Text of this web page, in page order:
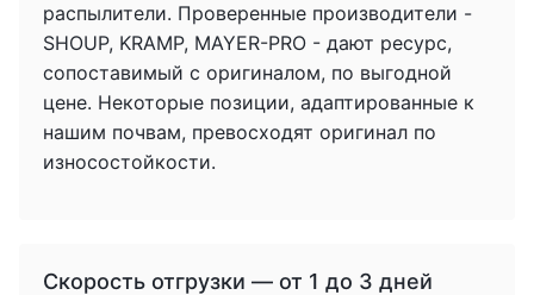
распылители. Проверенные производители -
SHOUP, KRAMP, MAYER-PRO - дают ресурс,
сопоставимый с оригиналом, по выгодной
цене. Некоторые позиции, адаптированные к
нашим почвам, превосходят оригинал по
износостойкости.
Скорость отгрузки — от 1 до 3 дней